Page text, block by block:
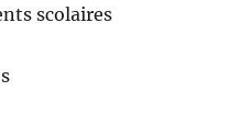
scolaires